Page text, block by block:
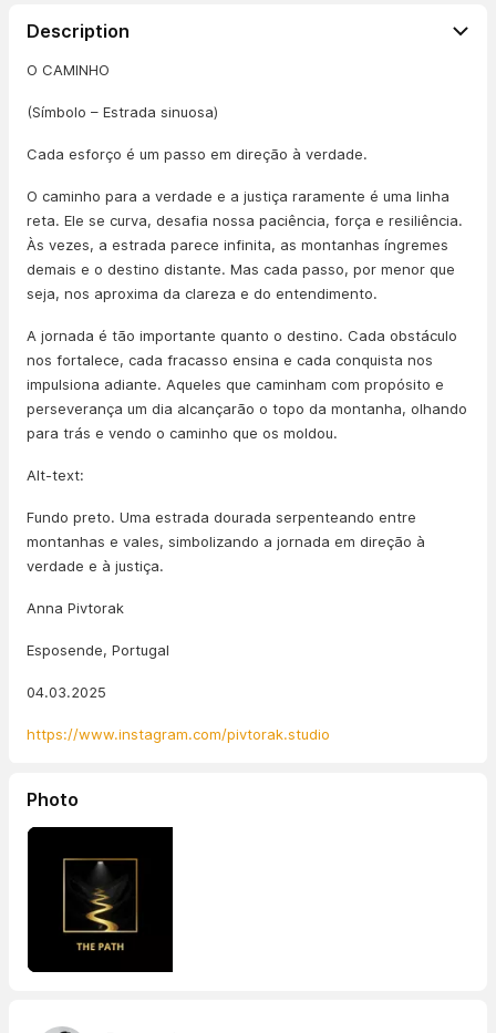
Description
O CAMINHO
(Símbolo – Estrada sinuosa)
Cada esforço é um passo em direção à verdade.
O caminho para a verdade e a justiça raramente é uma linha
reta. Ele se curva, desafia nossa paciência, força e resiliência.
Às vezes, a estrada parece infinita, as montanhas íngremes
demais e o destino distante. Mas cada passo, por menor que
seja, nos aproxima da clareza e do entendimento.
A jornada é tão importante quanto o destino. Cada obstáculo
nos fortalece, cada fracasso ensina e cada conquista nos
impulsiona adiante. Aqueles que caminham com propósito e
perseverança um dia alcançarão o topo da montanha, olhando
para trás e vendo o caminho que os moldou.
Alt-text:
Fundo preto. Uma estrada dourada serpenteando entre
montanhas e vales, simbolizando a jornada em direção à
verdade e à justiça.
Anna Pivtorak
Esposende, Portugal
04.03.2025
https://www.instagram.com/pivtorak.studio
Photo